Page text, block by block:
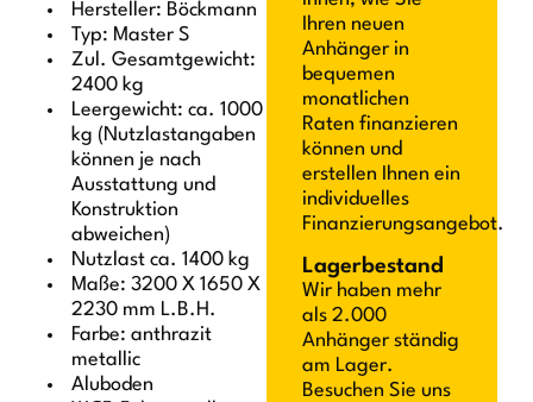
Hersteller: Böckmann
Typ: Master S
Zul. Gesamtgewicht:
2400 kg
Leergewicht: ca. 1000
kg (Nutzlastangaben
können je nach
Ausstattung und
Konstruktion
abweichen)
Nutzlast ca. 1400 kg
Maße: 3200 X 1650 X
2230 mm L.B.H.
Farbe: anthrazit
metallic
Aluboden
Ihren neuen
Anhänger in
bequemen
monatlichen
Raten finanzieren
können und
erstellen Ihnen ein
individuelles
Finanzierungsangebot.
Lagerbestand
Wir haben mehr
als 2.000
Anhänger ständig
am Lager.
Besuchen Sie uns